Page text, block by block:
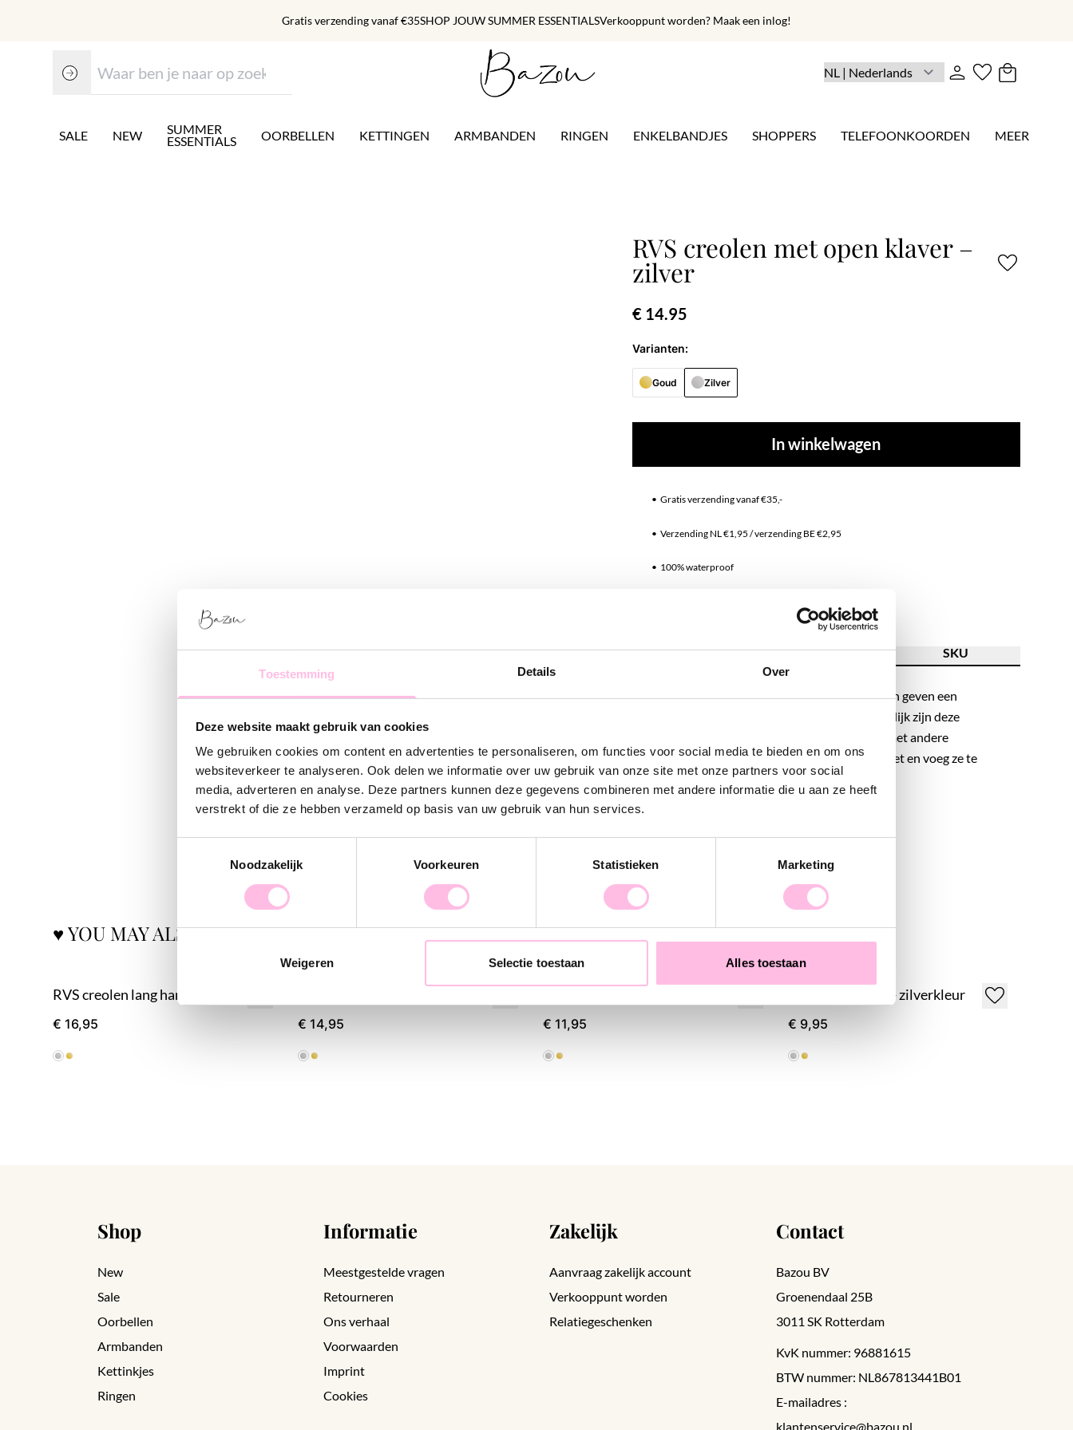
Toestemming Details Over
Deze website maakt gebruik van cookies
We gebruiken cookies om content en advertenties te personaliseren, om functies voor social media te bieden en om ons
websiteverkeer te analyseren. Ook delen we informatie over uw gebruik van onze site met onze partners voor social
media, adverteren en analyse. Deze partners kunnen deze gegevens combineren met andere informatie die u aan ze heeft
verstrekt of die ze hebben verzameld op basis van uw gebruik van hun services.
Noodzakelijk
Voorkeuren Statistieken Marketing
Weigeren Selectie toestaan Alles toestaan
Gratis verzending vanaf €35SHOP JOUW SUMMER ESSENTIALSVerkooppunt worden? Maak een inlog!
SALE NEW SUMMER
ESSENTIALS OORBELLEN KETTINGEN ARMBANDEN RINGEN ENKELBANDJES SHOPPERS TELEFOONKOORDEN MEER
RVS creolen met open klaver –
zilver
€ 14.95
Varianten:
Goud Zilver
In winkelwagen
•⁠ ⁠Gratis verzending vanaf €35,-
•⁠ ⁠Verzending NL €1,95 / verzending BE €2,95
•⁠ ⁠100% waterproof
Omschrijving Kenmerk SKU
Wil je graag on-trend de deur uit? Deze oorbellen geven een
extra dimensie aan je outfit. Door het basic uiterlijk zijn deze
oorringen erg leuk en makkelijk te combineren met andere
gelaagde oorbellen. Maak jouw earparty compleet en voeg ze te
aan je shoppingbag. LOVE IT!
♥ YOU MAY ALSO LOVE...
RVS creolen lang hart - zilver
€ 16,95 € 14,95 € 11,95
Oorstekers rond - zilverkleur
€ 9,95
Shop
New
Sale
Oorbellen
Armbanden
Kettinkjes
Ringen
Informatie
Meestgestelde vragen
Retourneren
Ons verhaal
Voorwaarden
Imprint
Cookies
Zakelijk
Aanvraag zakelijk account
Verkooppunt worden
Relatiegeschenken
Contact
Bazou BV
Groenendaal 25B
3011 SK Rotterdam
KvK nummer: 96881615
BTW nummer: NL867813441B01
E-mailadres :
klantenservice@bazou.nl